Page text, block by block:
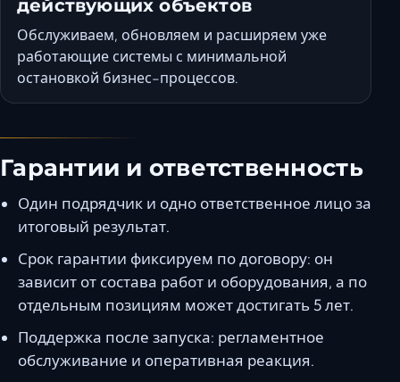
действующих объектов
Обслуживаем, обновляем и расширяем уже
работающие системы с минимальной
остановкой бизнес-процессов.
Гарантии и ответственность
Один подрядчик и одно ответственное лицо за
итоговый результат.
Срок гарантии фиксируем по договору: он
зависит от состава работ и оборудования, а по
отдельным позициям может достигать 5 лет.
Поддержка после запуска: регламентное
обслуживание и оперативная реакция.